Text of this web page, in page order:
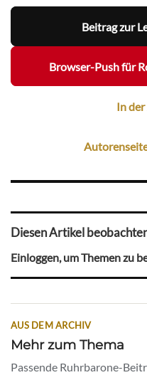
Beitrag zur
Browser-Push für
In
Diesen Artikel
Einloggen, um Themen zu
AUS DEM ARCHIV
Mehr zum Thema
Passende Ruhrbarone-